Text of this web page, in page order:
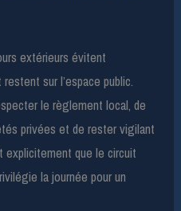
extérieurs évitent
sur l’espace public.
le règlement local, de
privées et de rester vigilant
explicitement que le circuit
la journée pour un